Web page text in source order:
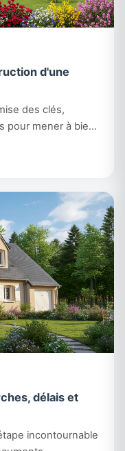
d'une
des clés,
pour mener à bien
délais et
incontournable